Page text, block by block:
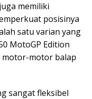
memiliki
posisinya
satu varian yang
MotoGP Edition
motor-motor balap
sangat fleksibel